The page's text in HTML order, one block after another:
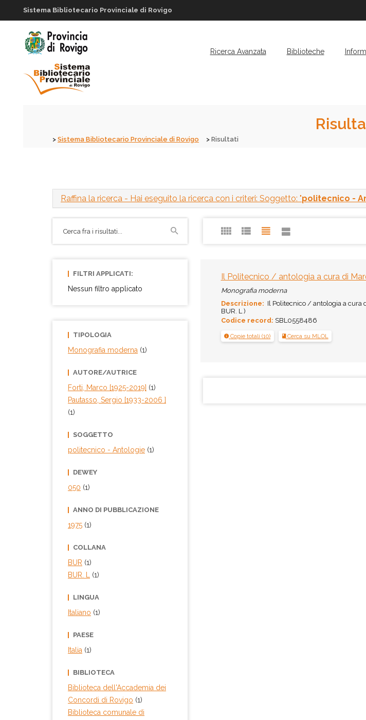
Sistema Bibliotecario Provinciale di Rovigo
Ricerca Avanzata Biblioteche
Sistema Bibliotecario Provinciale di Rovigo Risultati
Raffina la ricerca - Hai eseguito la ricerca con i criteri: Soggetto: "politecnico -
Il Politecnico / antologia a cura di
Monografia moderna
Descrizione: Il Politecnico / antologia a cura
BUR. L )
Codice record: SBL0558486
Copie totali (10) Cerca su MLOL
FILTRI APPLICATI:
Nessun filtro applicato
TIPOLOGIA
Monografia moderna (1)
AUTORE/AUTRICE
Forti, Marco [1925-2019] (1)
Pautasso, Sergio [1933-2006 ]
(1)
SOGGETTO
politecnico - Antologie (1)
DEWEY
050 (1)
ANNO DI PUBBLICAZIONE
1975 (1)
COLLANA
BUR (1)
BUR. L
(1)
LINGUA
Italiano (1)
PAESE
Italia (1)
BIBLIOTECA
Biblioteca dell'Accademia dei
Concordi di Rovigo (1)
Biblioteca comunale di